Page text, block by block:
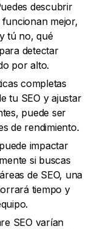
descubrir
mejor,
tú no, qué
detectar
por alto.
completas
tu SEO y ajustar
puede ser
de rendimiento.
impactar
si buscas
de SEO, una
tiempo y
SEO varían